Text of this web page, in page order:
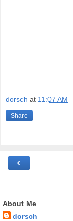
dorsch at 11:07 AM
Share
‹
About Me
dorsch